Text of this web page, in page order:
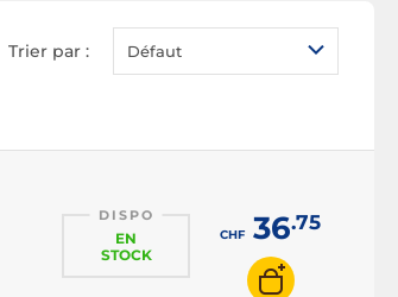
Casque gamer ouvert
Casque gamer fermé
Casque gamer LED
Casque gamer micro
Trier par : Défaut
DISPO
EN
STOCK
CHF36.75